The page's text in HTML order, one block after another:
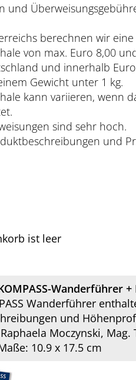
und
berechnen wir eine
von max. Euro 8,00
und innerhalb
Gewicht unter 1 kg.
kann variieren, wenn
sind sehr hoch.
und
ist leer
Wanderführer
Wanderführer
und
Moczynski,
10.9 x 17.5 cm